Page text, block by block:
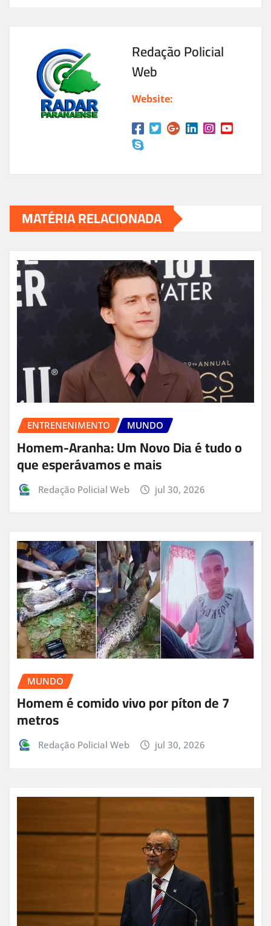
Redação Policial
Web
Website:
MATÉRIA RELACIONADA
ENTRENENIMENTO MUNDO
Homem-Aranha: Um Novo Dia é tudo o
que esperávamos e mais
Redação Policial Web jul 30, 2026
MUNDO
Homem é comido vivo por píton de 7
metros
Redação Policial Web jul 30, 2026